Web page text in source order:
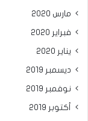
مارس 2020
فبراير 2020
يناير 2020
ديسمبر 2019
نوفمبر 2019
أكتوبر 2019